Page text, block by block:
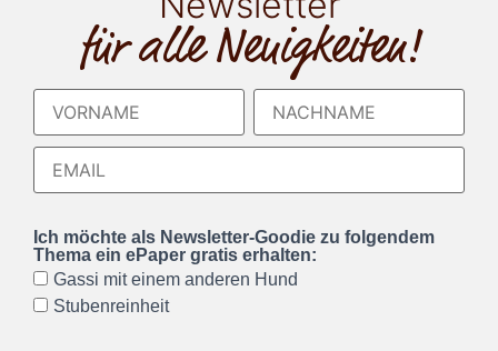
für alle Neuigkeiten!
Ich möchte als Newsletter-Goodie zu folgendem
Thema ein ePaper gratis erhalten:
Gassi mit einem anderen Hund
Stubenreinheit